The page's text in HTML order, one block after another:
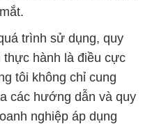
trình sử dụng, quy
hành là điều cực
tôi không chỉ cung
các hướng dẫn và quy
nghiệp áp dụng